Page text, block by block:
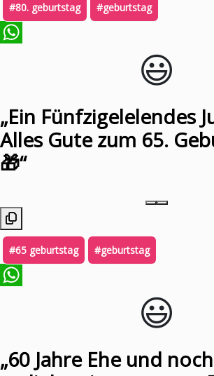
#80. geburtstag #geburtstag
😃️
„Ein Fünfzigelelendes
Alles Gute zum 65.
🎁“
#65 geburtstag #geburtstag
😃️
„60 Jahre Ehe und